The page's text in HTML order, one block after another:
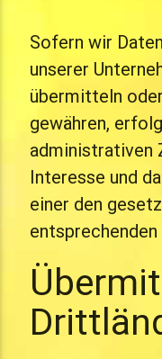
Sofern wir
unserer
übermitteln
gewähren,
administrativen
Interesse und
einer den
entsprechenden